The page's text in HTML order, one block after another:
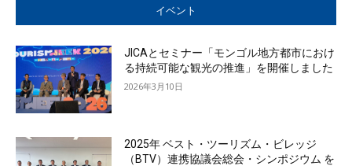
イベント
JICAとセミナー「モンゴル地方都市におけ
る持続可能な観光の推進」を開催しました
2026年3月10日
2025年 ベスト・ツーリズム・ビレッジ
（BTV）連携協議会総会・シンポジウム を